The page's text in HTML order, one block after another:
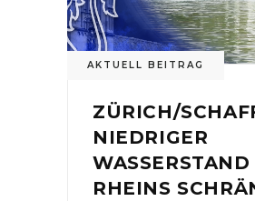
AKTUELL BEITRAG
ZÜRICH/
NIEDRIGER
WASSERSTAND
RHEINS